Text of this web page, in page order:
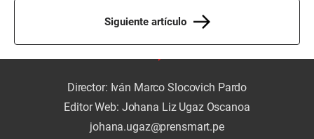
Siguiente artículo
Director: Iván Marco Slocovich Pardo
Editor Web: Johana Liz Ugaz Oscanoa
johana.ugaz@prensmart.pe